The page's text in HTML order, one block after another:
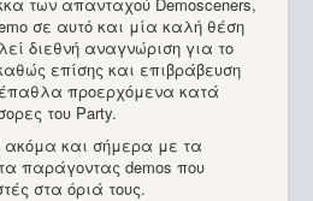
σε αυτό και μία καλή θέση
διεθνή αναγνώριση για το
επίσης και επιβράβευση
προερχόμενα κατά
του Party.
ακόμα και σήμερα με τα
παράγοντας demos που
στα όριά τους.